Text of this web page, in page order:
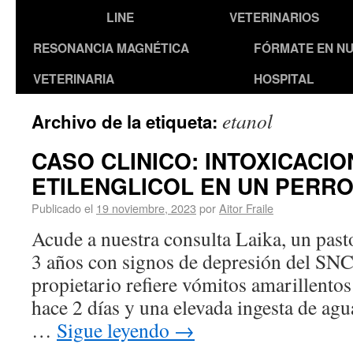
LINE
VETERINARIOS
RESONANCIA MAGNÉTICA
VETERINARIA
FÓRMATE EN
HOSPITAL
Archivo de la etiqueta: etanol
CASO CLINICO:
ETILENGLICOL EN UN PERRO
Publicado el 19 noviembre, 2023 porAitor Fraile
Acude a nuestra consulta Laika, un
3 años con signos de depresión del
propietario refiere vómitos amarillentos
hace 2 días y una elevada ingesta de
… Sigue leyendo →